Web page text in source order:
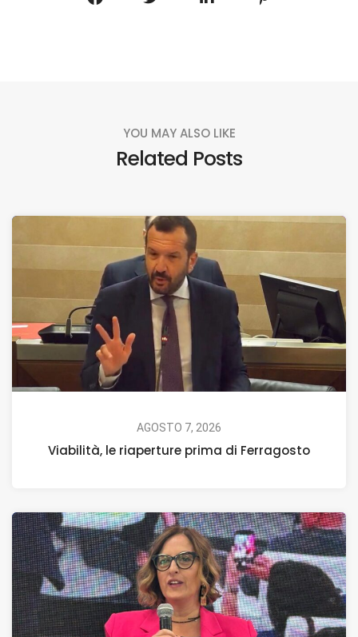
YOU MAY ALSO LIKE
Related Posts
AGOSTO 7, 2026
Viabilità, le riaperture prima di Ferragosto